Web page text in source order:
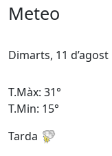
Meteo
Dimarts, 11 d’agost
T.Màx: 31°
T.Min: 15°
Tarda